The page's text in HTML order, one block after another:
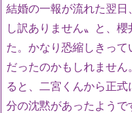
結婚の一報が流れた翌
し訳ありません〟と、
た。かなり恐縮しきっ
だったのかもしれませ
ると、二宮くんから正
分の沈黙があったようで